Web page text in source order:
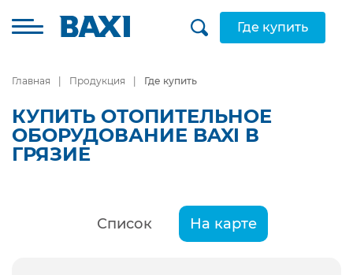
Где купить
Главная Продукция Где купить
КУПИТЬ ОТОПИТЕЛЬНОЕ
ОБОРУДОВАНИЕ BAXI В
ГРЯЗИЕ
Список На карте